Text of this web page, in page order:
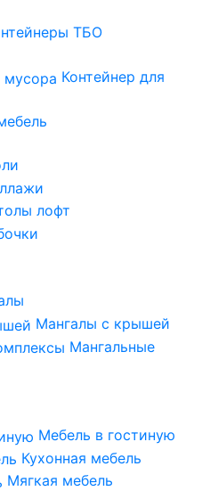
ТБО
Контейнер для
лофт
Мангалы с крышей
Мангальные
Мебель в гостиную
Кухонная мебель
Мягкая мебель